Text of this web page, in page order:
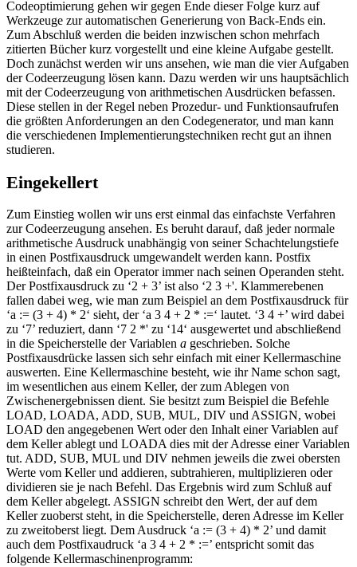
Codeoptimierung gehen wir gegen Ende dieser Folge kurz auf
Werkzeuge zur automatischen Generierung von Back-Ends ein.
Zum Abschluß werden die beiden inzwischen schon mehrfach
zitierten Bücher kurz vorgestellt und eine kleine Aufgabe gestellt.
Doch zunächst werden wir uns ansehen, wie man die vier Aufgaben
der Codeerzeugung lösen kann. Dazu werden wir uns hauptsächlich
mit der Codeerzeugung von arithmetischen Ausdrücken befassen.
Diese stellen in der Regel neben Prozedur- und Funktionsaufrufen
die größten Anforderungen an den Codegenerator, und man kann
die verschiedenen Implementierungstechniken recht gut an ihnen
studieren.
Eingekellert
Zum Einstieg wollen wir uns erst einmal das einfachste Verfahren
zur Codeerzeugung ansehen. Es beruht darauf, daß jeder normale
arithmetische Ausdruck unabhängig von seiner Schachtelungstiefe
in einen Postfixausdruck umgewandelt werden kann. Postfix
heißteinfach, daß ein Operator immer nach seinen Operanden steht.
Der Postfixausdruck zu ‘2 + 3’ ist also ‘2 3 +'. Klammerebenen
fallen dabei weg, wie man zum Beispiel an dem Postfixausdruck für
‘a := (3 + 4) * 2‘ sieht, der ‘a 3 4 + 2 * :=‘ lautet. ‘3 4 +’ wird dabei
zu ‘7’ reduziert, dann ‘7 2 *' zu ‘14‘ ausgewertet und abschließend
in die Speicherstelle der Variablen a geschrieben. Solche
Postfixausdrücke lassen sich sehr einfach mit einer Kellermaschine
auswerten. Eine Kellermaschine besteht, wie ihr Name schon sagt,
im wesentlichen aus einem Keller, der zum Ablegen von
Zwischenergebnissen dient. Sie besitzt zum Beispiel die Befehle
LOAD, LOADA, ADD, SUB, MUL, DIV und ASSIGN, wobei
LOAD den angegebenen Wert oder den Inhalt einer Variablen auf
dem Keller ablegt und LOADA dies mit der Adresse einer Variablen
tut. ADD, SUB, MUL und DIV nehmen jeweils die zwei obersten
Werte vom Keller und addieren, subtrahieren, multiplizieren oder
dividieren sie je nach Befehl. Das Ergebnis wird zum Schluß auf
dem Keller abgelegt. ASSIGN schreibt den Wert, der auf dem
Keller zuoberst steht, in die Speicherstelle, deren Adresse im Keller
zu zweitoberst liegt. Dem Ausdruck ‘a := (3 + 4) * 2’ und damit
auch dem Postfixaudruck ‘a 3 4 + 2 * :=’ entspricht somit das
folgende Kellermaschinenprogramm: